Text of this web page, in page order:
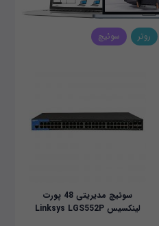
روتر سوئیچ
سوئیچ مدیریتی 48 پورت
لینکسیس Linksys LGS552P